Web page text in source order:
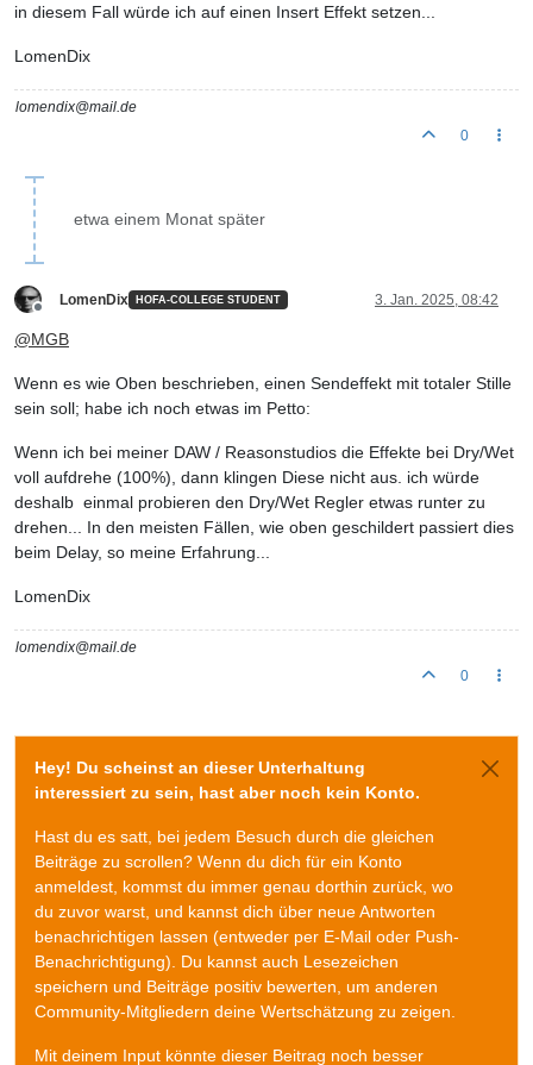
in diesem Fall würde ich auf einen Insert Effekt setzen...
LomenDix
lomendix@mail.de
0
etwa einem Monat später
LomenDix HOFA-COLLEGE STUDENT 3. Jan. 2025, 08:42
@MGB
Wenn es wie Oben beschrieben, einen Sendeffekt mit totaler Stille
sein soll; habe ich noch etwas im Petto:
Wenn ich bei meiner DAW / Reasonstudios die Effekte bei Dry/Wet
voll aufdrehe (100%), dann klingen Diese nicht aus. ich würde
deshalb einmal probieren den Dry/Wet Regler etwas runter zu
drehen... In den meisten Fällen, wie oben geschildert passiert dies
beim Delay, so meine Erfahrung...
LomenDix
lomendix@mail.de
0
Hey! Du scheinst an dieser Unterhaltung
interessiert zu sein, hast aber noch kein Konto.
Hast du es satt, bei jedem Besuch durch die gleichen
Beiträge zu scrollen? Wenn du dich für ein Konto
anmeldest, kommst du immer genau dorthin zurück, wo
du zuvor warst, und kannst dich über neue Antworten
benachrichtigen lassen (entweder per E-Mail oder Push-
Benachrichtigung). Du kannst auch Lesezeichen
speichern und Beiträge positiv bewerten, um anderen
Community-Mitgliedern deine Wertschätzung zu zeigen.
Mit deinem Input könnte dieser Beitrag noch besser